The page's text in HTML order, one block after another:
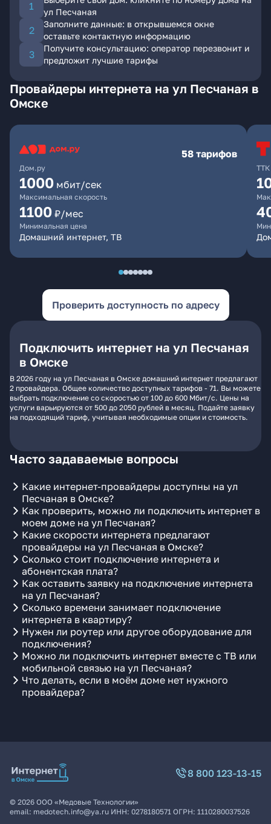
ул Песчаная
Заполните данные: в открывшемся окне
оставьте контактную информацию
Получите консультацию: оператор перезвонит и
предложит лучшие тарифы
Провайдеры интернета на ул Песчаная в
Омске
Дом.ру
58 тарифов
1000 мбит/сек
Максимальная скорость
1100 ₽/мес
Минимальная цена
Домашний интернет, ТВ
ТТК
Проверить доступность по адресу
Подключить интернет на ул Песчаная
в Омске
В 2026 году на ул Песчаная в Омске домашний интернет предлагают
2 провайдера. Общее количество доступных тарифов - 71. Вы можете
выбрать подключение со скоростью от 100 до 600 Мбит/с. Цены на
услуги варьируются от 500 до 2050 рублей в месяц. Подайте заявку
на подходящий тариф, учитывая необходимые опции и стоимость.
Часто задаваемые вопросы
Какие интернет-провайдеры доступны на ул
Песчаная в Омске?
Как проверить, можно ли подключить интернет в
моем доме на ул Песчаная?
Какие скорости интернета предлагают
провайдеры на ул Песчаная в Омске?
Сколько стоит подключение интернета и
абонентская плата?
Как оставить заявку на подключение интернета
на ул Песчаная?
Сколько времени занимает подключение
интернета в квартиру?
Нужен ли роутер или другое оборудование для
подключения?
Можно ли подключить интернет вместе с ТВ или
мобильной связью на ул Песчаная?
Что делать, если в моём доме нет нужного
провайдера?
8 800 123-13-15
© 2026 ООО «Медовые Технологии»
email: medotech.info@ya.ru ИНН: 0278180571 ОГРН: 1110280037526